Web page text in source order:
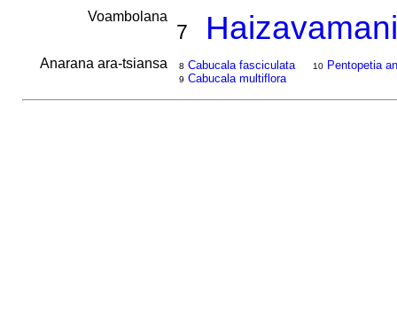
Voambolana
7
Anarana ara-tsiansa 8 Cabucala fasciculata
9 Cabucala multiflora
10 Pentopetia